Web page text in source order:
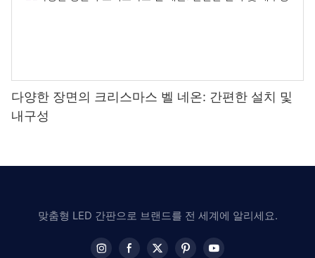
다양한 장면의 크리스마스 벨 네온: 간편한 설치 및
내구성
맞춤형 LED 간판으로 브랜드를 전 세계에 알리세요.